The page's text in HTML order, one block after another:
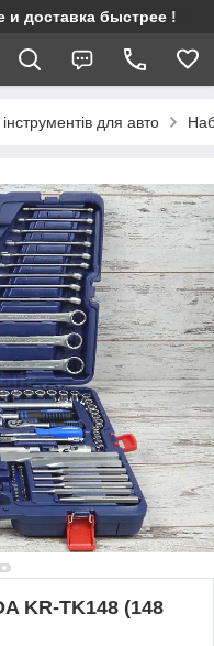
доставка быстрее !
для авто
KR-TK148 (148